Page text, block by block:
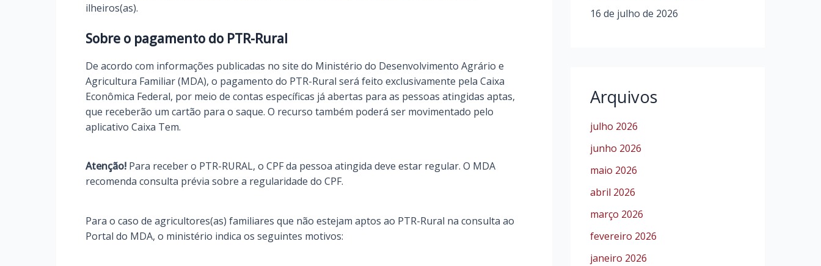
ilheiros(as).
Sobre o pagamento do PTR-Rural
De acordo com informações publicadas no site do Ministério do Desenvolvimento Agrário e
Agricultura Familiar (MDA), o pagamento do PTR-Rural será feito exclusivamente pela Caixa
Econômica Federal, por meio de contas específicas já abertas para as pessoas atingidas aptas,
que receberão um cartão para o saque. O recurso também poderá ser movimentado pelo
aplicativo Caixa Tem.
Atenção! Para receber o PTR-RURAL, o CPF da pessoa atingida deve estar regular. O MDA
recomenda consulta prévia sobre a regularidade do CPF.
Para o caso de agricultores(as) familiares que não estejam aptos ao PTR-Rural na consulta ao
Portal do MDA, o ministério indica os seguintes motivos:
16 de julho de 2026
Arquivos
julho 2026
junho 2026
maio 2026
abril 2026
março 2026
fevereiro 2026
janeiro 2026